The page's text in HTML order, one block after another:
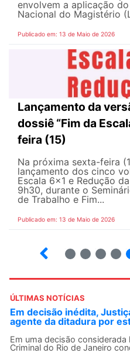
envolvem a aplicação
Nacional do Magistério
Publicado em: 13 de Maio de 2026
Lançamento da
dossiê “Fim da
feira (15)
Na próxima sexta-feira
lançamento dos cinco
Escala 6×1 e Redução
9h30, durante o
de Trabalho e Fim...
Publicado em: 13 de Maio de 2026
ÚLTIMAS NOTÍCIAS
Em decisão inédita,
agente da ditadura por
Em uma decisão considerada
Criminal do Rio de Janeiro